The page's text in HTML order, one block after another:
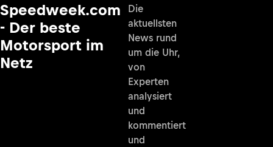
Speedweek.com
- Der beste
Motorsport im
Netz
Die
aktuellsten
News rund
um die Uhr,
von
Experten
analysiert
und
kommentiert
und